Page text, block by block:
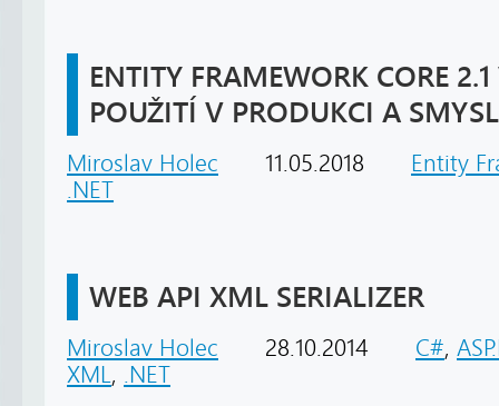
ENTITY FRAMEWORK CORE
POUŽITÍ V PRODUKCI A
Miroslav Holec 11.05.2018
Entity
.NET
WEB API XML SERIALIZER
Miroslav Holec 28.10.2014 C#,
XML, .NET